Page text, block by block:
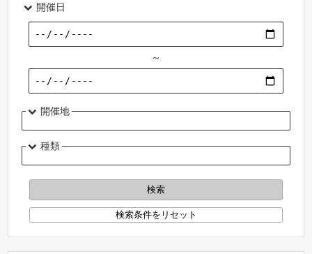
開催日
～
開催地
種類